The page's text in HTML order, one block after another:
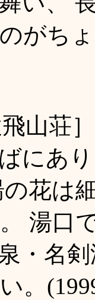
がち
山荘］
にあ
花は
湯口
・名
。